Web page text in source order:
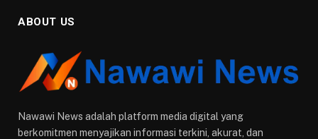
ABOUT US
Nawawi News adalah platform media digital yang
berkomitmen menyajikan informasi terkini, akurat, dan